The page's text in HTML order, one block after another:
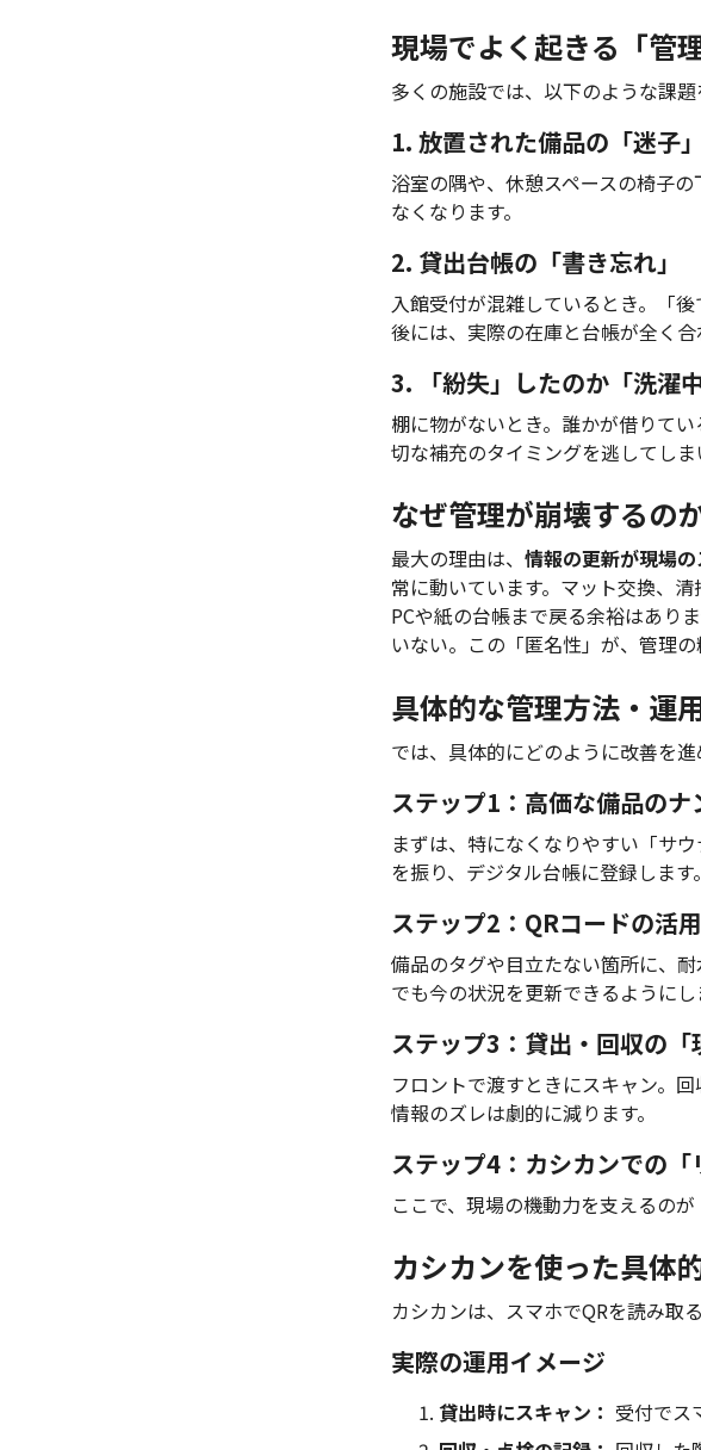
現場でよく起きる「管
多くの施設では、以下のような課題
1. 放置された備品の「迷子」
浴室の隅や、休憩スペースの椅子
なくなります。
2. 貸出台帳の「書き忘れ」
入館受付が混雑しているとき。「
後には、実際の在庫と台帳が全く合
3. 「紛失」したのか「洗濯
棚に物がないとき。誰かが借りて
切な補充のタイミングを逃してしま
なぜ管理が崩壊するの
最大の理由は、 情報の更新が現場
常に動いています。マット交換、
PCや紙の台帳まで戻る余裕はあり
いない。この「匿名性」が、管理
具体的な管理方法・運
では、具体的にどのように改善を
ステップ1：高価な備品のナ
まずは、特になくなりやすい「サ
を振り、デジタル台帳に登録します。
ステップ2：QRコードの活用
備品のタグや目立たない箇所に、
でも今の状況を更新できるようにし
ステップ3：貸出・回収の「
フロントで渡すときにスキャン。
情報のズレは劇的に減ります。
ステップ4：カシカンでの「
ここで、現場の機動力を支えるのが
カシカンを使った具体
カシカンは、スマホでQRを読み取
実際の運用イメージ
貸出時にスキャン： 受付でス